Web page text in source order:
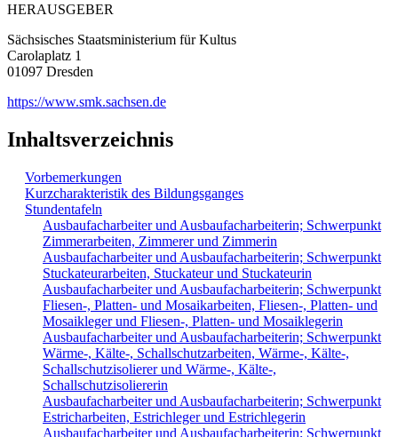
HERAUSGEBER
Sächsisches Staatsministerium für Kultus
Carolaplatz 1
01097 Dresden
https://www.smk.sachsen.de
Inhaltsverzeichnis
Vorbemerkungen
Kurzcharakteristik des Bildungsganges
Stundentafeln
Ausbaufacharbeiter und Ausbaufacharbeiterin; Schwerpunkt
Zimmerarbeiten, Zimmerer und Zimmerin
Ausbaufacharbeiter und Ausbaufacharbeiterin; Schwerpunkt
Stuckateurarbeiten, Stuckateur und Stuckateurin
Ausbaufacharbeiter und Ausbaufacharbeiterin; Schwerpunkt
Fliesen-, Platten- und Mosaikarbeiten, Fliesen-, Platten- und
Mosaikleger und Fliesen-, Platten- und Mosaiklegerin
Ausbaufacharbeiter und Ausbaufacharbeiterin; Schwerpunkt
Wärme-, Kälte-, Schallschutzarbeiten, Wärme-, Kälte-,
Schallschutzisolierer und Wärme-, Kälte-,
Schallschutzisoliererin
Ausbaufacharbeiter und Ausbaufacharbeiterin; Schwerpunkt
Estricharbeiten, Estrichleger und Estrichlegerin
Ausbaufacharbeiter und Ausbaufacharbeiterin; Schwerpunkt